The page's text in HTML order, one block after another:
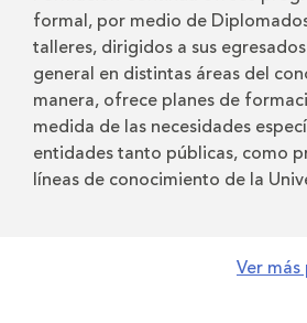
formal, por medio de
talleres, dirigidos a sus
general en distintas áreas del
manera, ofrece planes de
medida de las necesidades
entidades tanto públicas, como
líneas de conocimiento de la
Ver